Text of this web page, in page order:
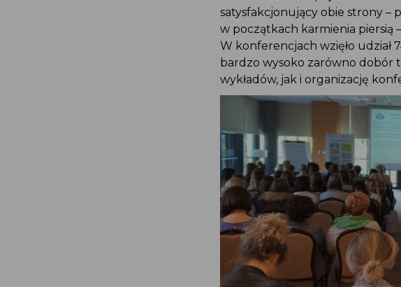
satysfakcjonujący obie strony –
w początkach karmienia piersią
W konferencjach wzięło
bardzo wysoko zarówno dobór
wykładów, jak i organizację